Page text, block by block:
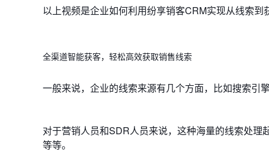
以上视频是企业如何利用纷享销客CRM实现从线索到
全渠道智能获客，轻松高效获取销售线索
一般来说，企业的线索来源有几个方面，比如搜索引
对于营销人员和SDR人员来说，这种海量的线索处
等等。